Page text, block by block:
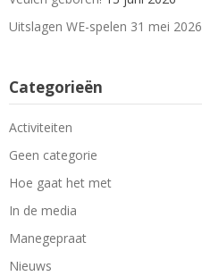
Uitslagen WE-spelen 31 mei 2026
Categorieën
Activiteiten
Geen categorie
Hoe gaat het met
In de media
Manegepraat
Nieuws